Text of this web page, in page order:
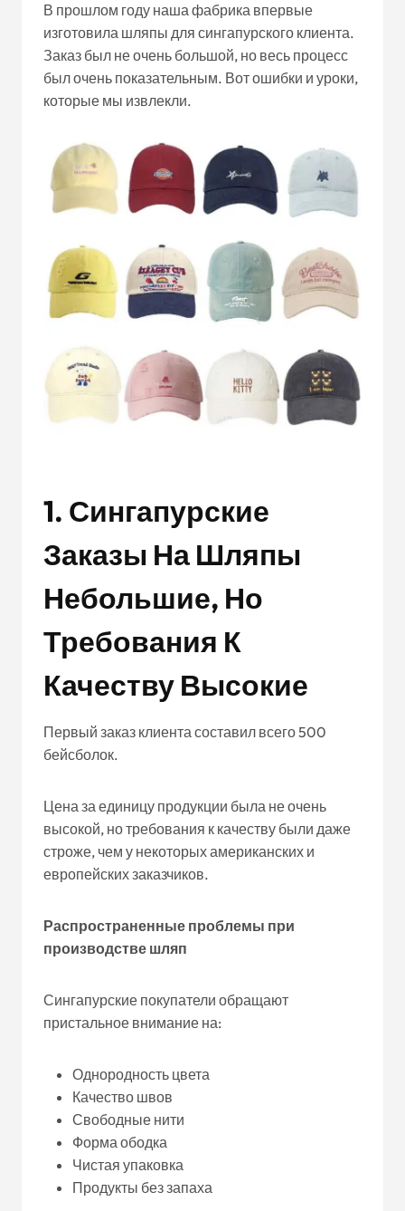
В прошлом году наша фабрика впервые
изготовила шляпы для сингапурского клиента.
Заказ был не очень большой, но весь процесс
был очень показательным. Вот ошибки и уроки,
которые мы извлекли.
1. Сингапурские
Заказы На Шляпы
Небольшие, Но
Требования К
Качеству Высокие
Первый заказ клиента составил всего 500
бейсболок.
Цена за единицу продукции была не очень
высокой, но требования к качеству были даже
строже, чем у некоторых американских и
европейских заказчиков.
Распространенные проблемы при
производстве шляп
Сингапурские покупатели обращают
пристальное внимание на:
Однородность цвета
Качество швов
Свободные нити
Форма ободка
Чистая упаковка
Продукты без запаха